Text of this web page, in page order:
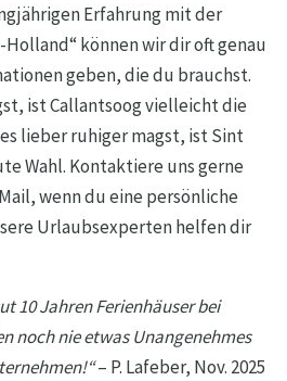
Erfahrung mit der
Holland“ können wir dir oft genau
geben, die du brauchst.
ist Callantsoog vielleicht die
lieber ruhiger magst, ist Sint
Wahl. Kontaktiere uns gerne
wenn du eine persönliche
Urlaubsexperten helfen dir
10 Jahren Ferienhäuser bei
noch nie etwas Unangenehmes
– P. Lafeber, Nov. 2025